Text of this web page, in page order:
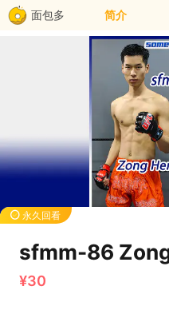
面包多 简介
永久回看
sfmm-86
¥30